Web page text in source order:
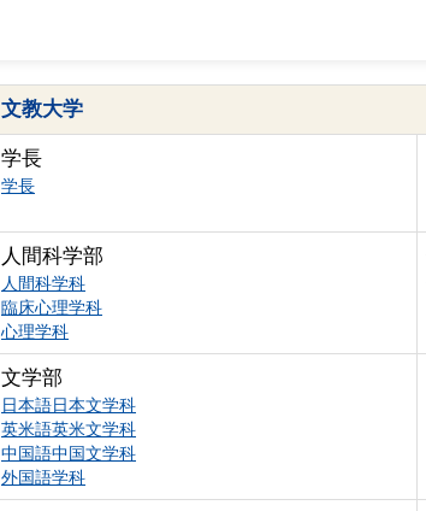
文教大学
学長
学長
人間科学部
人間科学科
臨床心理学科
心理学科
文学部
日本語日本文学科
英米語英米文学科
中国語中国文学科
外国語学科